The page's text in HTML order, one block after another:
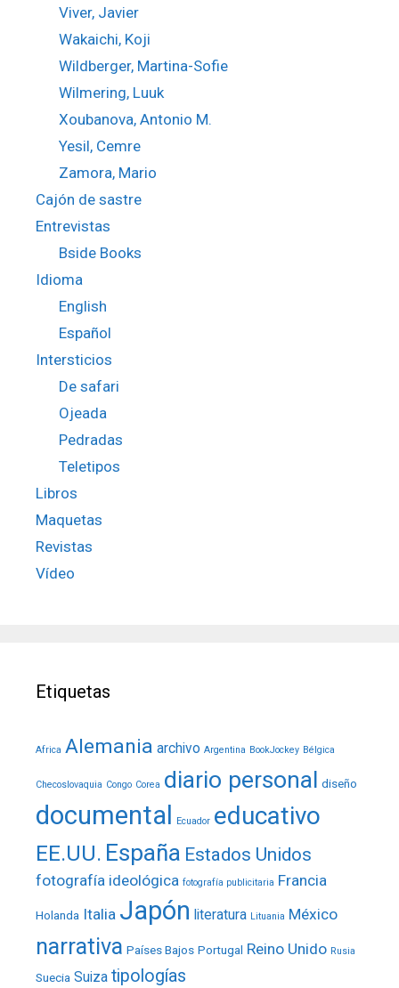
Viver, Javier
Wakaichi, Koji
Wildberger, Martina-Sofie
Wilmering, Luuk
Xoubanova, Antonio M.
Yesil, Cemre
Zamora, Mario
Cajón de sastre
Entrevistas
Bside Books
Idioma
English
Español
Intersticios
De safari
Ojeada
Pedradas
Teletipos
Libros
Maquetas
Revistas
Vídeo
Etiquetas
Africa Alemania archivo Argentina BookJockey Bélgica
Checoslovaquia Congo Corea diario personal diseño
documental Ecuador educativo
EE.UU. España Estados Unidos
fotografía ideológica fotografía publicitaria Francia
Holanda Italia Japón literatura Lituania México
narrativa Países Bajos Portugal Reino Unido Rusia
Suecia Suiza tipologías